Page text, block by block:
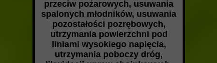
przeciw pożarowych, usuwania
spalonych młodników, usuwania
pozostałości pozrębowych,
utrzymania powierzchni pod
liniami wysokiego napięcia,
utrzymania poboczy dróg,